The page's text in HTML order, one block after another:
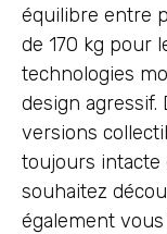
équilibre entre
de 170 kg pour
technologies
design
versions
toujours intacte
souhaitez
également vous